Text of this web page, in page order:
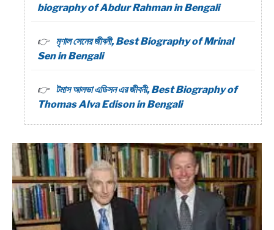
biography of Abdur Rahman in Bengali
মৃণাল সেনের জীবনী, Best Biography of Mrinal
Sen in Bengali
টমাস আলভা এডিসন এর জীবনী, Best Biography of
Thomas Alva Edison in Bengali